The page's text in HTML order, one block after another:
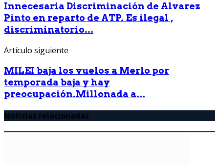
Innecesaria Discriminación de Alvarez
Pinto en reparto de ATP. Es ilegal ,
discriminatorio...
Artículo siguiente
MILEI baja los vuelos a Merlo por
temporada baja y hay
preocupación.Millonada a...
Noticias relacionadas